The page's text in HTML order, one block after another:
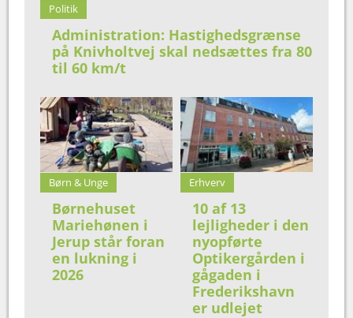
Politik
Administration: Hastighedsgrænse
på Knivholtvej skal nedsættes fra 80
til 60 km/t
Børn & Unge
Børnehuset
Mariehønen i
Jerup står foran
en lukning i
2026
Erhverv
10 af 13
lejligheder i den
nyopførte
Optikergården i
gågaden i
Frederikshavn
er udlejet